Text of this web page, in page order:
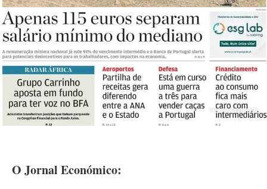
O Jornal Económico: